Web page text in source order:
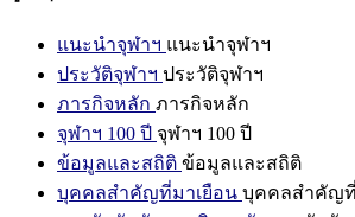
แนะนำจุฬาฯ แนะนำจุฬาฯ
ประวัติจุฬาฯ ประวัติจุฬาฯ
ภารกิจหลัก ภารกิจหลัก
จุฬาฯ 100 ปี จุฬาฯ 100 ปี
ข้อมูลและสถิติ ข้อมูลและสถิติ
บุคคลสำคัญที่มาเยือน บุคคลสำคัญ